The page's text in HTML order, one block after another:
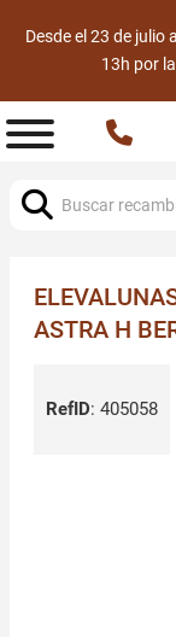
Desde el 23 de julio
13h por
ASTRA H
RefID: 405058